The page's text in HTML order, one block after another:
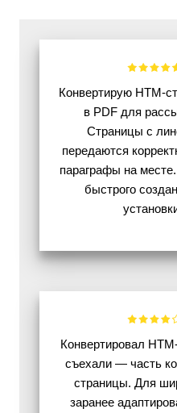
Конвертирую HTM-
в PDF для
Страницы с
передаются
параграфы на
быстрого
Конвертировал
съехали — часть
страницы. Для
заранее